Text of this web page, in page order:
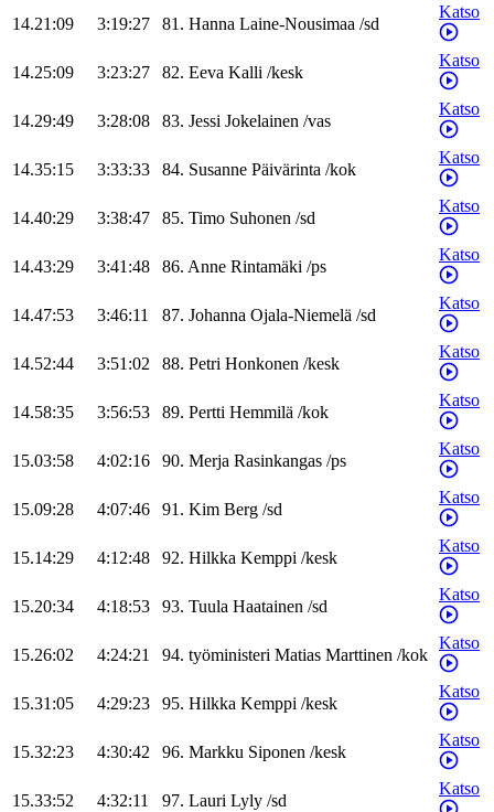
14.21:09 3:19:27 81. Hanna Laine-Nousimaa /sd
Katso
14.25:09 3:23:27 82. Eeva Kalli /kesk
Katso
14.29:49 3:28:08 83. Jessi Jokelainen /vas
Katso
14.35:15 3:33:33 84. Susanne Päivärinta /kok
Katso
14.40:29 3:38:47 85. Timo Suhonen /sd
Katso
14.43:29 3:41:48 86. Anne Rintamäki /ps
Katso
14.47:53 3:46:11 87. Johanna Ojala-Niemelä /sd
Katso
14.52:44 3:51:02 88. Petri Honkonen /kesk
Katso
14.58:35 3:56:53 89. Pertti Hemmilä /kok
Katso
15.03:58 4:02:16 90. Merja Rasinkangas /ps
Katso
15.09:28 4:07:46 91. Kim Berg /sd
Katso
15.14:29 4:12:48 92. Hilkka Kemppi /kesk
Katso
15.20:34 4:18:53 93. Tuula Haatainen /sd
Katso
15.26:02 4:24:21 94. työministeri Matias Marttinen /kok
Katso
15.31:05 4:29:23 95. Hilkka Kemppi /kesk
Katso
15.32:23 4:30:42 96. Markku Siponen /kesk
Katso
15.33:52 4:32:11 97. Lauri Lyly /sd
Katso